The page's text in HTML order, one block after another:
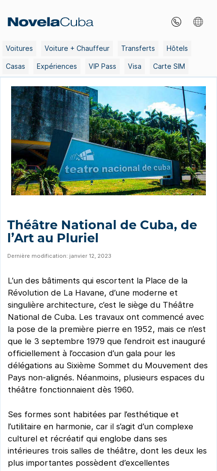
content
Voitures Voiture + Chauffeur Transferts Hôtels
Casas Expériences VIP Pass Visa Carte SIM
Théâtre National de Cuba, de
l’Art au Pluriel
Dernière modification: janvier 12, 2023
L’un des bâtiments qui escortent la Place de la
Révolution de La Havane, d’une moderne et
singulière architecture, c’est le siège du Théâtre
National de Cuba. Les travaux ont commencé avec
la pose de la première pierre en 1952, mais ce n’est
que le 3 septembre 1979 que l’endroit est inauguré
officiellement à l’occasion d’un gala pour les
délégations au Sixième Sommet du Mouvement des
Pays non-alignés. Néanmoins, plusieurs espaces du
théâtre fonctionnaient dès 1960.
Ses formes sont habitées par l’esthétique et
l’utilitaire en harmonie, car il s’agit d’un complexe
culturel et récréatif qui englobe dans ses
intérieures trois salles de théâtre, dont les deux les
plus importantes possèdent d’excellentes